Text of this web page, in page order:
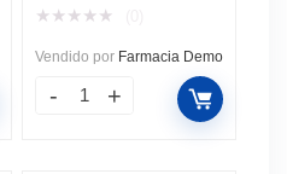
★ ★ ★ ★ ★
Vendido por Farmacia Demo